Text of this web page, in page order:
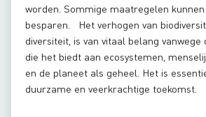
worden. Sommige maatregelen
besparen. Het verhogen van
diversiteit, is van vitaal belang vanwege
die het biedt aan ecosystemen,
en de planeet als geheel. Het is
duurzame en veerkrachtige toekomst.